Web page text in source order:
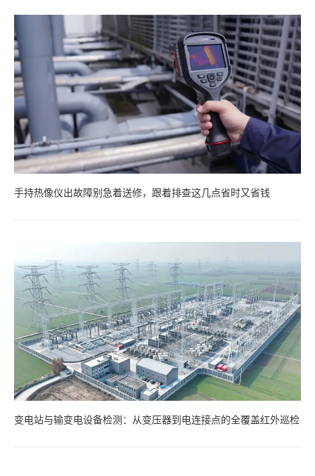
手持热像仪出故障别急着送修，跟着排查这几点省时又省钱
变电站与输变电设备检测：从变压器到电连接点的全覆盖红外巡检